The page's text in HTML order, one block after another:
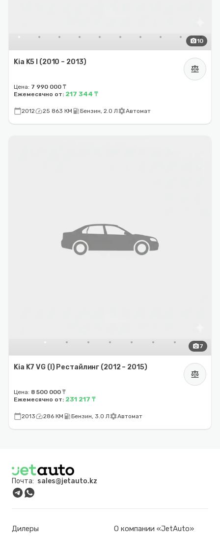
photo_camera10
Kia K5 I (2010 – 2013)
balance
Цена: 7 990 000 ₸
Ежемесячно от: 217 344 ₸
calendar_today2012speed25 863 КМ local_gas_stationБензин, 2.0 ЛsettingsАвтомат
photo_camera7
Kia K7 VG (I) Рестайлинг (2012 – 2015)
balance
Цена: 8 500 000 ₸
Ежемесячно от: 231 217 ₸
calendar_today2013speed286 КМ local_gas_stationБензин, 3.0 ЛsettingsАвтомат
Почта: sales@jetauto.kz
Дилеры О компании «JetAuto»